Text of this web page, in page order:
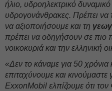
ήλιο, υδροηλεκτρικό δυναμικό
υδρογονάνθρακες. Πρέπει να
να αξιοποιήσουμε και τη
πρέπει να οδηγήσουν σε πιο
νοικοκυριά και την ελληνική
«Δεν το κάναμε για 50
επιταχύνουμε και
ExxonMobil ελπίζουμε ότι